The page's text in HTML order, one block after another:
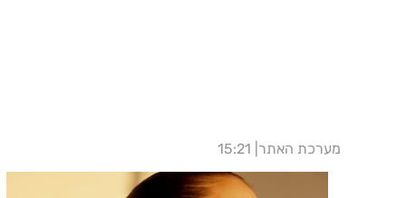
מערכת האתר 15:21